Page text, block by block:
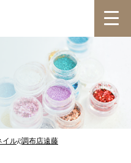
ルR調布店遠藤